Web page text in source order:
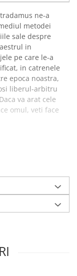
ne-a
metodei
sale despre
in
pe care le-a
in catrenele
epoca noastra,
liberul-arbitru
va arat cele
omul, veti face
sarcina
isi
carte, ea ne
care adauga
constiincioasa
de la
se intalnesc
unui copac.